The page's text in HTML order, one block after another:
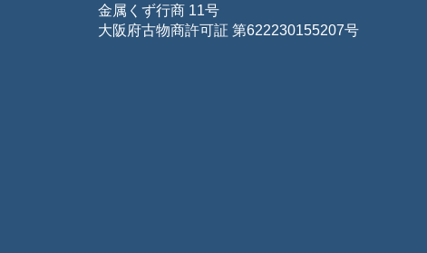
金属くず行商 11号
大阪府古物商許可証 第622230155207号